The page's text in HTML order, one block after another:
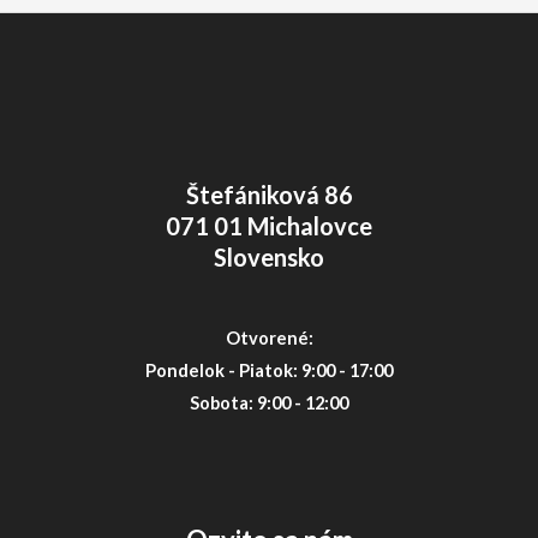
Štefániková 86
071 01 Michalovce
Slovensko
Otvorené:
Pondelok - Piatok: 9:00 - 17:00
Sobota: 9:00 - 12:00